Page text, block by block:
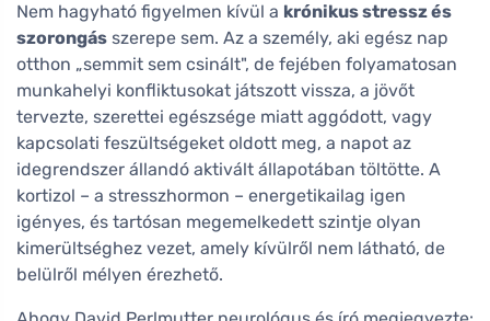
Nem hagyható figyelmen kívül a krónikus stressz és
szorongás szerepe sem. Az a személy, aki egész nap
otthon „semmit sem csinált", de fejében folyamatosan
munkahelyi konfliktusokat játszott vissza, a jövőt
tervezte, szerettei egészsége miatt aggódott, vagy
kapcsolati feszültségeket oldott meg, a napot az
idegrendszer állandó aktivált állapotában töltötte. A
kortizol – a stresszhormon – energetikailag igen
igényes, és tartósan megemelkedett szintje olyan
kimerültséghez vezet, amely kívülről nem látható, de
belülről mélyen érezhető.